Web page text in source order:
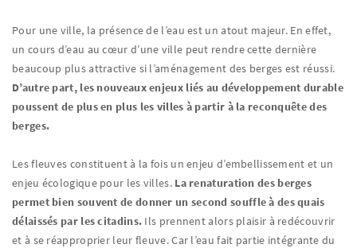
Pour une ville, la présence de l’eau est un atout majeur. En effet,
un cours d’eau au cœur d’une ville peut rendre cette dernière
beaucoup plus attractive si l’aménagement des berges est réussi.
D’autre part, les nouveaux enjeux liés au développement durable
poussent de plus en plus les villes à partir à la reconquête des
berges.
Les fleuves constituent à la fois un enjeu d’embellissement et un
enjeu écologique pour les villes. La renaturation des berges
permet bien souvent de donner un second souffle à des quais
délaissés par les citadins. Ils prennent alors plaisir à redécouvrir
et à se réapproprier leur fleuve. Car l’eau fait partie intégrante du